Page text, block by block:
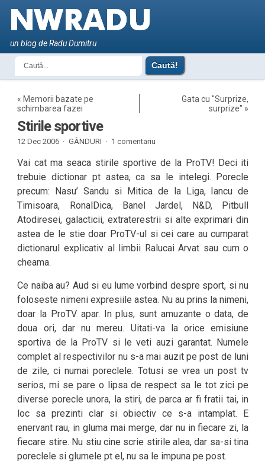
un blog de Radu Dumitru
« Memorii bazate pe
schimbarea fazei
Gata cu "Surprize,
surprize" »
Stirile sportive
12 Dec 2006 · GÂNDURI · 1 comentariu
Vai cat ma seaca stirile sportive de la ProTV! Deci iti
trebuie dictionar pt astea, ca sa le intelegi. Porecle
precum: Nasu’ Sandu si Mitica de la Liga, Iancu de
Timisoara, RonalDica, Banel Jardel, N&D, Pitbull
Atodiresei, galacticii, extraterestrii si alte exprimari din
astea de le stie doar ProTV-ul si cei care au cumparat
dictionarul explicativ al limbii Ralucai Arvat sau cum o
cheama.
Ce naiba au? Aud si eu lume vorbind despre sport, si nu
foloseste nimeni expresiile astea. Nu au prins la nimeni,
doar la ProTV apar. In plus, sunt amuzante o data, de
doua ori, dar nu mereu. Uitati-va la orice emisiune
sportiva de la ProTV si le veti auzi garantat. Numele
complet al respectivilor nu s-a mai auzit pe post de luni
de zile, ci numai poreclele. Totusi se vrea un post tv
serios, mi se pare o lipsa de respect sa le tot zici pe
diverse porecle unora, la stiri, de parca ar fi fratii tai, in
loc sa prezinti clar si obiectiv ce s-a intamplat. E
enervant rau, in gluma mai merge, dar nu in fiecare zi, la
fiecare stire. Nu stiu cine scrie stirile alea, dar sa-si tina
poreclele si glumele pt el, nu sa le impuna pe post.